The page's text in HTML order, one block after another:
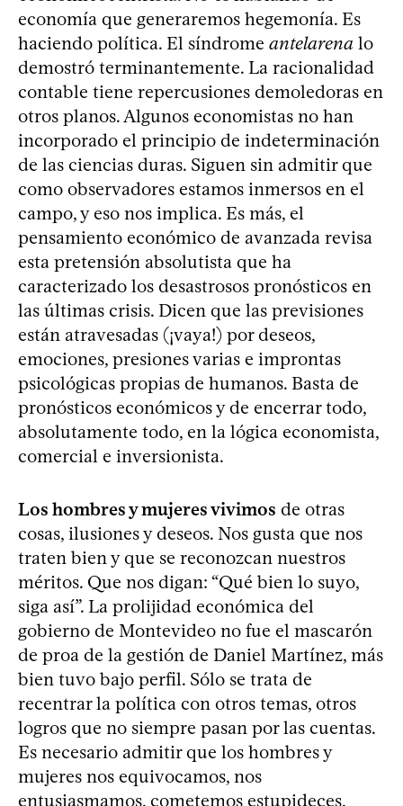
economía que generaremos hegemonía. Es
haciendo política. El síndrome antelarena lo
demostró terminantemente. La racionalidad
contable tiene repercusiones demoledoras en
otros planos. Algunos economistas no han
incorporado el principio de indeterminación
de las ciencias duras. Siguen sin admitir que
como observadores estamos inmersos en el
campo, y eso nos implica. Es más, el
pensamiento económico de avanzada revisa
esta pretensión absolutista que ha
caracterizado los desastrosos pronósticos en
las últimas crisis. Dicen que las previsiones
están atravesadas (¡vaya!) por deseos,
emociones, presiones varias e improntas
psicológicas propias de humanos. Basta de
pronósticos económicos y de encerrar todo,
absolutamente todo, en la lógica economista,
comercial e inversionista.
Los hombres y mujeres vivimos de otras
cosas, ilusiones y deseos. Nos gusta que nos
traten bien y que se reconozcan nuestros
méritos. Que nos digan: “Qué bien lo suyo,
siga así”. La prolijidad económica del
gobierno de Montevideo no fue el mascarón
de proa de la gestión de Daniel Martínez, más
bien tuvo bajo perfil. Sólo se trata de
recentrar la política con otros temas, otros
logros que no siempre pasan por las cuentas.
Es necesario admitir que los hombres y
mujeres nos equivocamos, nos
entusiasmamos, cometemos estupideces,